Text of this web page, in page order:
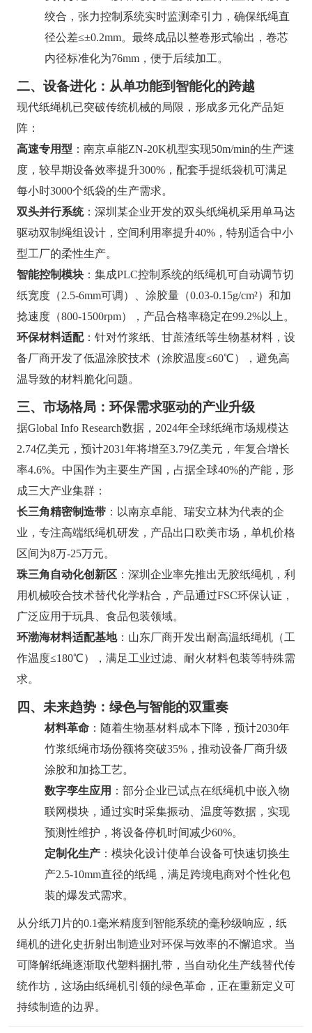
绞合，张力控制系统实时监测牵引力，确保纸绳直
径公差≤±0.2mm。最终成品以整卷形式输出，卷芯
内径标准化为76mm，便于后续加工。
二、设备进化：从单功能到智能化的跨越
现代纸绳机已突破传统机械的局限，形成多元化产品矩
阵：
高速专用型 ：南京卓能ZN-20K机型实现50m/min的生产速
度，较早期设备效率提升300%，配套手提纸袋机可满足
每小时3000个纸袋的生产需求。
双头并行系统：深圳某企业开发的双头纸绳机采用单马达
驱动双制绳组设计，空间利用率提升40%，特别适合中小
型工厂的柔性生产。
智能控制模块：集成PLC控制系统的纸绳机可自动调节切
纸宽度（2.5-6mm可调）、涂胶量（0.03-0.15g/cm²）和加
捻速度（800-1500rpm），产品合格率稳定在99.2%以上。
环保材料适配：针对竹浆纸、甘蔗渣纸等生物基材料，设
备厂商开发了低温涂胶技术（涂胶温度≤60℃），避免高
温导致的材料脆化问题。
三、市场格局：环保需求驱动的产业升级
据Global Info Research数据，2024年全球纸绳市场规模达
2.74亿美元，预计2031年将增至3.79亿美元，年复合增长
率4.6%。中国作为主要生产国，占据全球40%的产能，形
成三大产业集群：
长三角精密制造带：以南京卓能、瑞安立林为代表的企
业，专注高端纸绳机研发，产品出口欧美市场，单机价格
区间为8万-25万元。
珠三角自动化创新区：深圳企业率先推出无胶纸绳机，利
用机械咬合技术替代化学粘合，产品通过FSC环保认证，
广泛应用于玩具、食品包装领域。
环渤海材料适配基地：山东厂商开发出耐高温纸绳机（工
作温度≤180℃），满足工业过滤、耐火材料包装等特殊需
求。
四、未来趋势：绿色与智能的双重奏
材料革命：随着生物基材料成本下降，预计2030年
竹浆纸绳市场份额将突破35%，推动设备厂商升级
涂胶和加捻工艺。
数字孪生应用 ：部分企业已试点在纸绳机中嵌入物
联网模块，通过实时采集振动、温度等数据，实现
预测性维护，将设备停机时间减少60%。
定制化生产：模块化设计使单台设备可快速切换生
产2.5-10mm直径的纸绳，满足跨境电商对个性化包
装的爆发式需求。
从分纸刀片的0.1毫米精度到智能系统的毫秒级响应，纸
绳机的进化史折射出制造业对环保与效率的不懈追求。当
可降解纸绳逐渐取代塑料捆扎带，当自动化生产线替代传
统作坊，这场由纸绳机引领的绿色革命，正在重新定义可
持续制造的边界。